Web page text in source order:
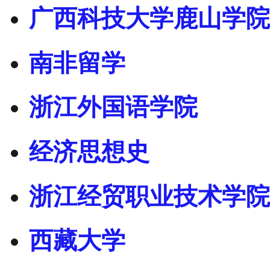
广西科技大学鹿山学院
南非留学
浙江外国语学院
经济思想史
浙江经贸职业技术学院
西藏大学